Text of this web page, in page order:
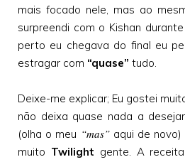
mais focado nele, mas ao
surpreendi com o Kishan
perto eu chegava do final eu
estragar com “quase” tudo.
Deixe-me explicar; Eu gostei
não deixa quase nada a
(olha o meu “mas”aqui de novo)
muito Twilight gente. A receita